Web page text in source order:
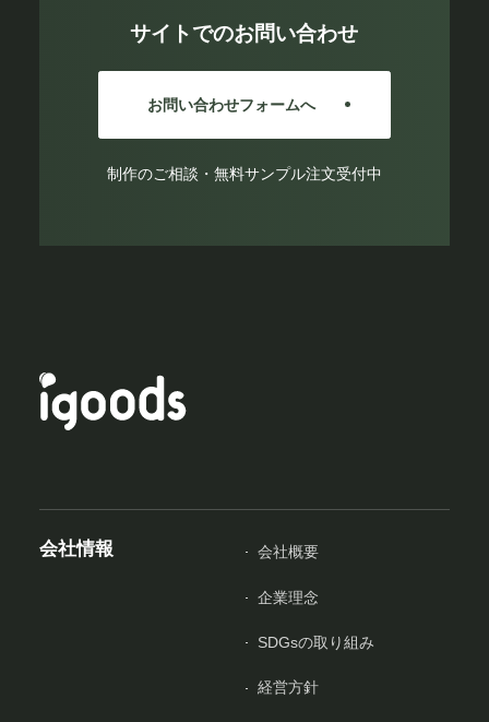
サイトでのお問い合わせ
お問い合わせフォームへ
制作のご相談・無料サンプル注文受付中
会社情報 会社概要
企業理念
SDGsの取り組み
経営方針